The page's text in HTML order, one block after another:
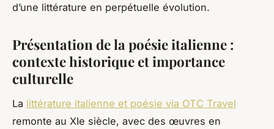
d’une littérature en perpétuelle évolution.
Présentation de la poésie italienne :
contexte historique et importance
culturelle
La littérature italienne et poésie via OTC Travel
remonte au XIe siècle, avec des œuvres en